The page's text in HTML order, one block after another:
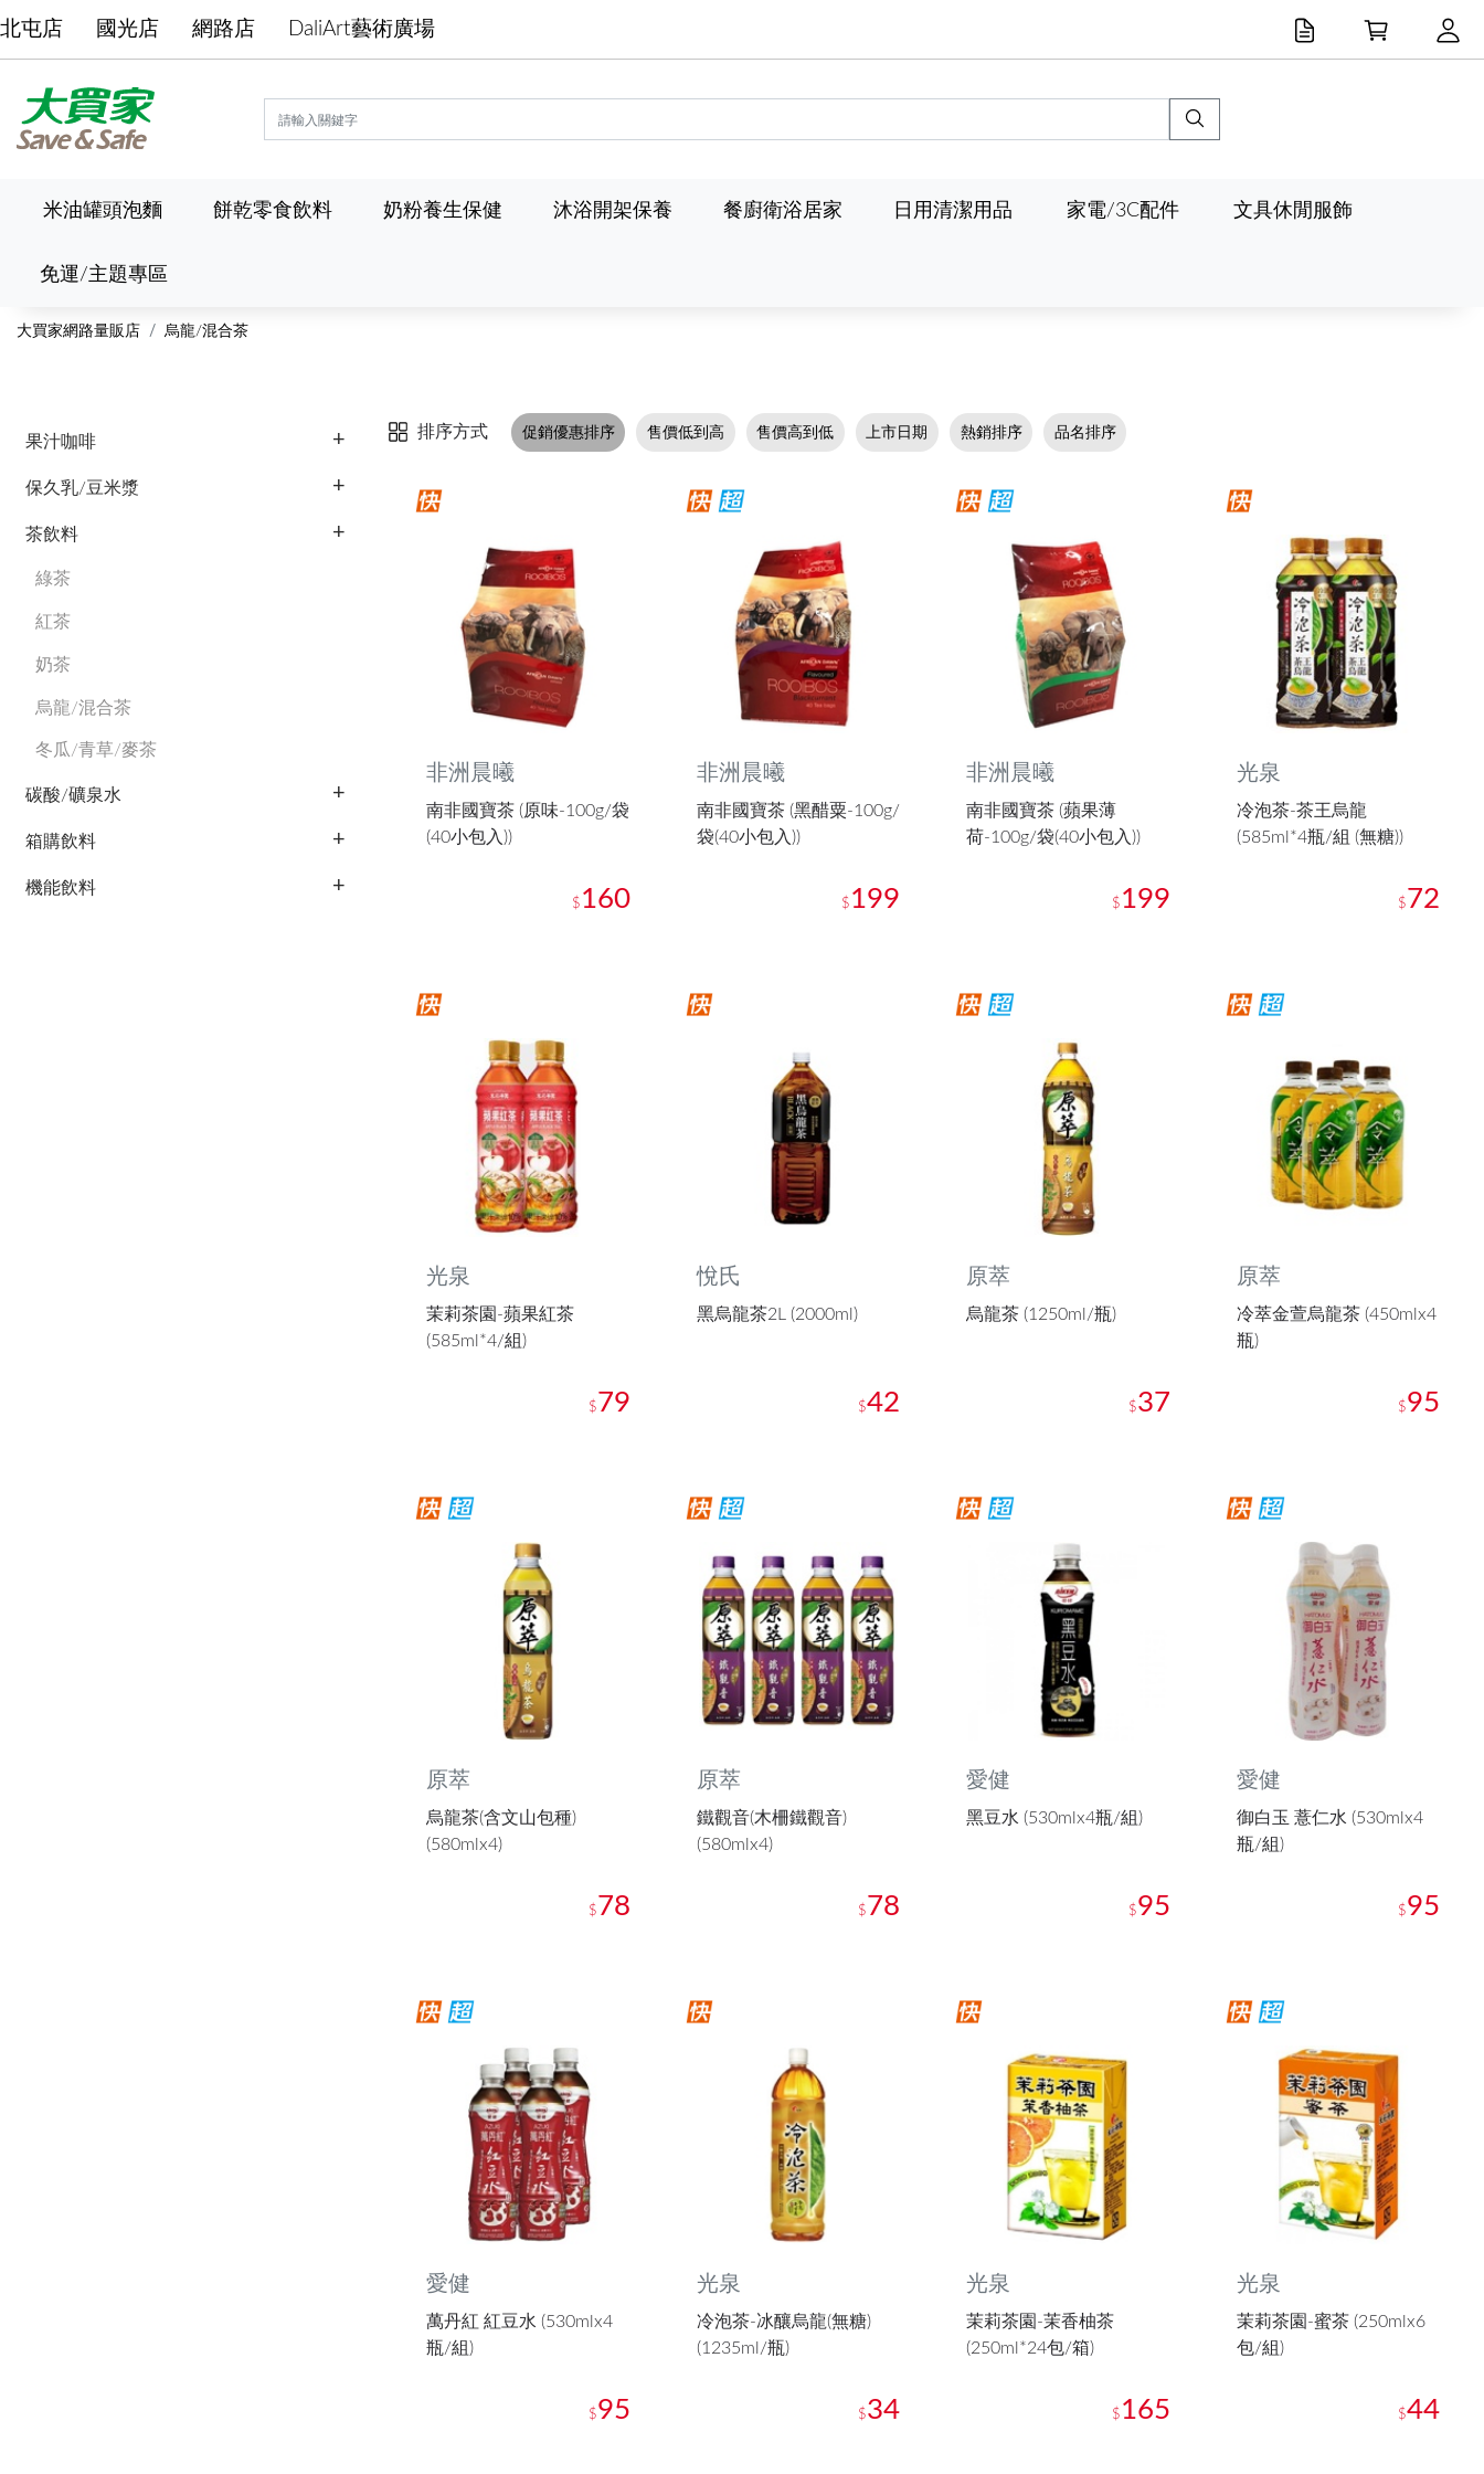
北屯店 國光店 網路店 DaliArt藝術廣場
米油罐頭泡麵 餅乾零食飲料 奶粉養生保健 沐浴開架保養 餐廚衛浴居家 日用清潔用品 家電/3C配件 文具休閒服飾
免運/主題專區
大買家網路量販店 烏龍/混合茶
果汁咖啡
保久乳/豆米漿
茶飲料
綠茶
紅茶
奶茶
烏龍/混合茶
冬瓜/青草/麥茶
碳酸/礦泉水
箱購飲料
機能飲料
排序方式 促銷優惠排序 售價低到高 售價高到低 上市日期 熱銷排序 品名排序
非洲晨曦
南非國寶茶 (原味-100g/袋
(40小包入))
$ 160
非洲晨曦
南非國寶茶 (黑醋粟-100g/
袋(40小包入))
$ 199
非洲晨曦
南非國寶茶 (蘋果薄
荷-100g/袋(40小包入))
$ 199
光泉
冷泡茶-茶王烏龍
(585ml*4瓶/組 (無糖))
$72
光泉
茉莉茶園-蘋果紅茶
(585ml*4/組)
$79
悅氏
黑烏龍茶2L (2000ml)
$42
原萃
烏龍茶 (1250ml/瓶)
$37
原萃
冷萃金萱烏龍茶 (450mlx4
瓶)
$95
原萃
烏龍茶(含文山包種)
(580mlx4)
$78
原萃
鐵觀音(木柵鐵觀音)
(580mlx4)
$78
愛健
黑豆水 (530mlx4瓶/組)
$95
愛健
御白玉 薏仁水 (530mlx4
瓶/組)
$95
愛健
萬丹紅 紅豆水 (530mlx4
瓶/組)
$95
光泉
冷泡茶-冰釀烏龍(無糖)
(1235ml/瓶)
$34
光泉
茉莉茶園-茉香柚茶
(250ml*24包/箱)
$ 165
光泉
茉莉茶園-蜜茶 (250mlx6
包/組)
$44